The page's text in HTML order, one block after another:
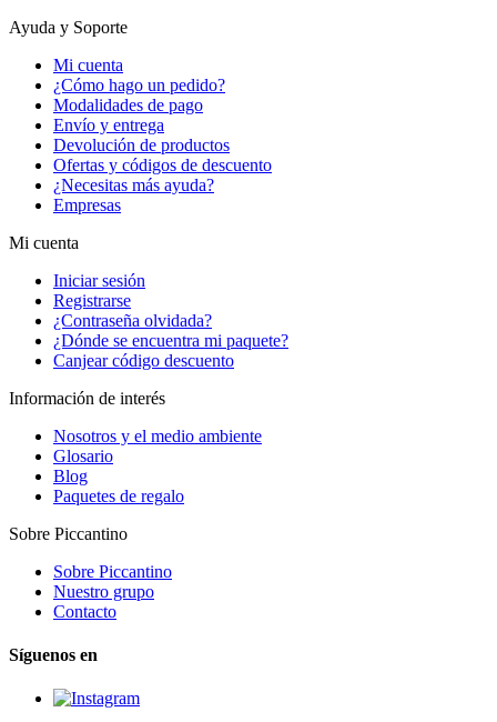
Ayuda y Soporte
Mi cuenta
¿Cómo hago un pedido?
Modalidades de pago
Envío y entrega
Devolución de productos
Ofertas y códigos de descuento
¿Necesitas más ayuda?
Empresas
Mi cuenta
Iniciar sesión
Registrarse
¿Contraseña olvidada?
¿Dónde se encuentra mi paquete?
Canjear código descuento
Información de interés
Nosotros y el medio ambiente
Glosario
Blog
Paquetes de regalo
Sobre Piccantino
Sobre Piccantino
Nuestro grupo
Contacto
Síguenos en